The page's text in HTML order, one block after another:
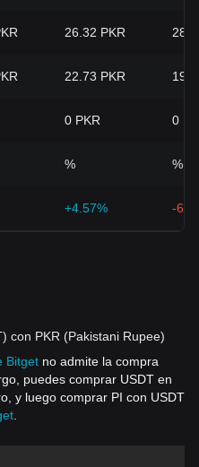
26.32 PKR
22.73 PKR
0 PKR 0
% %
+4.57% -
con PKR (Pakistani Rupee)
Bitget no admite la compra
puedes comprar USDT en
y luego comprar PI con USDT